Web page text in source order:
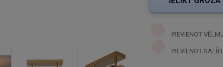
PIEVIENOT
PIEVIENOT